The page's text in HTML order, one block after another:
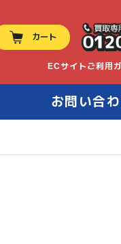
カート
ECサイトご利用
お問い合